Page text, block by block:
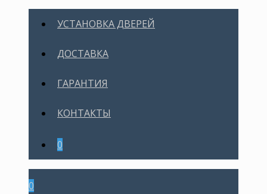
УСТАНОВКА ДВЕРЕЙ
ДОСТАВКА
ГАРАНТИЯ
КОНТАКТЫ
0
0